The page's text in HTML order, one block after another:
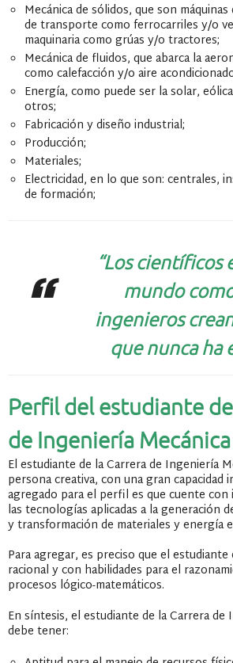
Mecánica de sólidos, que son
de transporte como ferrocarriles y/o
maquinaria como grúas y/o tractores;
Mecánica de fluidos, que abarca la
como calefacción y/o aire
Energía, como puede ser la solar,
otros;
Fabricación y diseño industrial;
Producción;
Materiales;
Electricidad, en lo que son: centrales,
de formación;
“Los científicos
mundo
ingenieros
que nunca ha
Perfil del estudiante
de Ingeniería Mecánica
El estudiante de la Carrera de Ingeniería
persona creativa, con una gran capacidad
agregado para el perfil es que cuente
las tecnologías aplicadas a la generación
y transformación de materiales y energía
Para agregar, es preciso que el
racional y con habilidades para el
procesos lógico-matemáticos.
En síntesis, el estudiante de la Carrera de
debe tener: